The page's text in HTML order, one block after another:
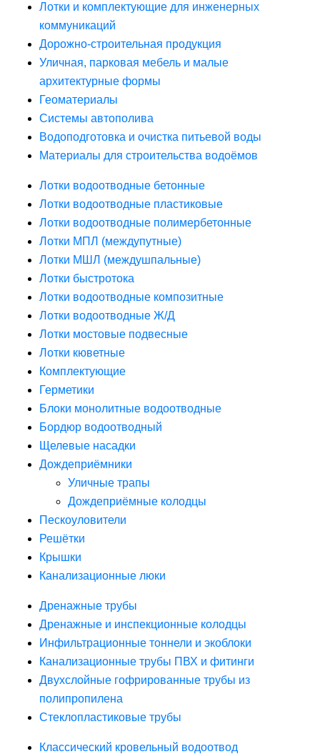
Лотки и комплектующие для инженерных
коммуникаций
Дорожно-строительная продукция
Уличная, парковая мебель и малые
архитектурные формы
Геоматериалы
Системы автополива
Водоподготовка и очистка питьевой воды
Материалы для строительства водоёмов
Лотки водоотводные бетонные
Лотки водоотводные пластиковые
Лотки водоотводные полимербетонные
Лотки МПЛ (междупутные)
Лотки МШЛ (междушпальные)
Лотки быстротока
Лотки водоотводные композитные
Лотки водоотводные Ж/Д
Лотки мостовые подвесные
Лотки кюветные
Комплектующие
Герметики
Блоки монолитные водоотводные
Бордюр водоотводный
Щелевые насадки
Дождеприёмники
Уличные трапы
Дождеприёмные колодцы
Пескоуловители
Решётки
Крышки
Канализационные люки
Дренажные трубы
Дренажные и инспекционные колодцы
Инфильтрационные тоннели и экоблоки
Канализационные трубы ПВХ и фитинги
Двухслойные гофрированные трубы из
полипропилена
Стеклопластиковые трубы
Классический кровельный водоотвод